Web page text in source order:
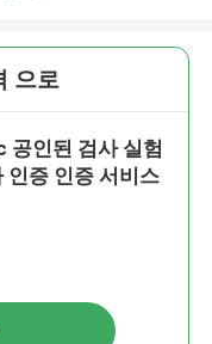
으로
공인된 검사 실험
인증 인증 서비스